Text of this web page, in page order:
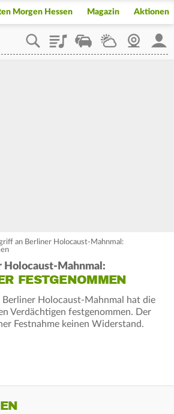
Morgen Hessen Magazin Aktionen
PlaylistStaupilotWetterWebcam
an Berliner Holocaust-Mahnmal:
Mahnmal:
FESTGENOMMEN
Berliner Holocaust-Mahnmal hat die
Verdächtigen festgenommen. Der
Festnahme keinen Widerstand.